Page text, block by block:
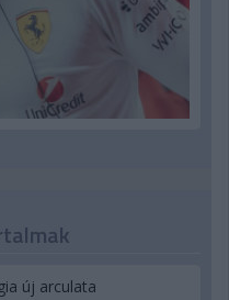
új arculata